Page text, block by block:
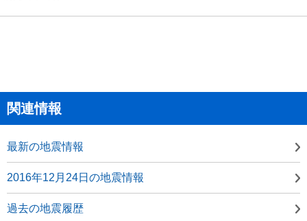
関連情報
最新の地震情報
2016年12月24日の地震情報
過去の地震履歴